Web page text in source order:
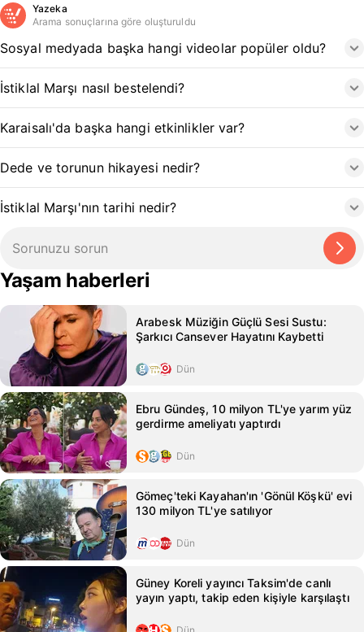
Yazeka
Arama sonuçlarına göre oluşturuldu
Sosyal medyada başka hangi videolar popüler oldu?
İstiklal Marşı nasıl bestelendi?
Karaisalı'da başka hangi etkinlikler var?
Dede ve torunun hikayesi nedir?
İstiklal Marşı'nın tarihi nedir?
Yaşam haberleri
Arabesk Müziğin Güçlü Sesi Sustu:
Şarkıcı Cansever Hayatını Kaybetti
Dün
Ebru Gündeş, 10 milyon TL'ye yarım yüz
gerdirme ameliyatı yaptırdı
Dün
Gömeç'teki Kayahan'ın 'Gönül Köşkü' evi
130 milyon TL'ye satılıyor
Dün
Güney Koreli yayıncı Taksim'de canlı
yayın yaptı, takip eden kişiyle karşılaştı